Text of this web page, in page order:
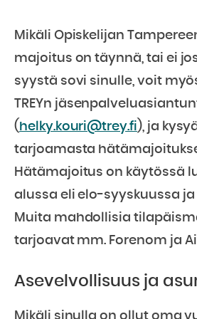
Mikäli Opiskelijan
majoitus on täynnä, tai ei
syystä sovi sinulle, voit
TREYn
( helky.kouri@trey.fi), ja
tarjoamasta
Hätämajoitus on käytössä
alussa eli elo-syyskuussa
Muita mahdollisia
tarjoavat mm. Forenom ja
Asevelvollisuus ja
Mikäli sinulla on ollut oma